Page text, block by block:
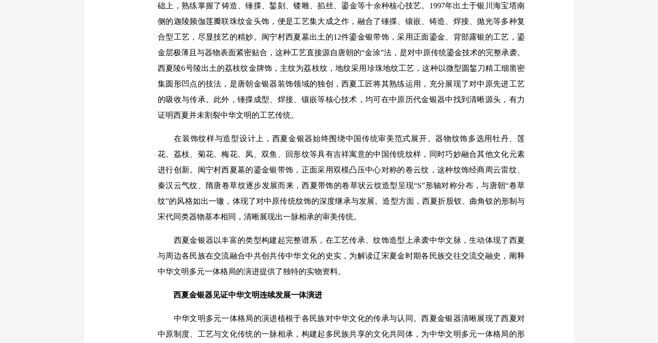
础上，熟练掌握了铸造、锤揲、錾刻、镂雕、掐丝、鎏金等十余种核心技艺。1997年出土于银川海宝塔南
侧的迦陵频伽莲瓣联珠纹金头饰，便是工艺集大成之作，融合了锤揲、镶嵌、铸造、焊接、抛光等多种复
合型工艺，尽显技艺的精妙。闽宁村西夏墓出土的12件鎏金银带饰，采用正面鎏金、背部露银的工艺，鎏
金层极薄且与器物表面紧密贴合，这种工艺直接源自唐朝的“金涂”法，是对中原传统鎏金技术的完整承袭。
西夏陵6号陵出土的荔枝纹金牌饰，主纹为荔枝纹，地纹采用珍珠地纹工艺，这种以微型圆錾刀精工细凿密
集圆形凹点的技法，是唐朝金银器装饰领域的独创，西夏工匠将其熟练运用，充分展现了对中原先进工艺
的吸收与传承。此外，锤揲成型、焊接、镶嵌等核心技术，均可在中原历代金银器中找到清晰源头，有力
证明西夏并未割裂中华文明的工艺传统。
在装饰纹样与造型设计上，西夏金银器始终围绕中国传统审美范式展开。器物纹饰多选用牡丹、莲
花、荔枝、菊花、梅花、凤、双鱼、回形纹等具有吉祥寓意的中国传统纹样，同时巧妙融合其他文化元素
进行创新。闽宁村西夏墓的鎏金银带饰，正面采用双模凸压中心对称的卷云纹，这种纹饰经商周云雷纹、
秦汉云气纹、隋唐卷草纹逐步发展而来，西夏带饰的卷草状云纹造型呈现“S”形轴对称分布，与唐朝“卷草
纹”的风格如出一辙，体现了对中原传统纹饰的深度继承与发展。造型方面，西夏折股钗、曲角钗的形制与
宋代同类器物基本相同，清晰展现出一脉相承的审美传统。
西夏金银器以丰富的类型构建起完整谱系，在工艺传承、纹饰造型上承袭中华文脉，生动体现了西夏
与周边各民族在交流融合中共创共传中华文化的史实，为解读辽宋夏金时期各民族交往交流交融史，阐释
中华文明多元一体格局的演进提供了独特的实物资料。
西夏金银器见证中华文明连续发展一体演进
中华文明多元一体格局的演进植根于各民族对中华文化的传承与认同。西夏金银器清晰展现了西夏对
中原制度、工艺与文化传统的一脉相承，构建起多民族共享的文化共同体，为中华文明多元一体格局的形